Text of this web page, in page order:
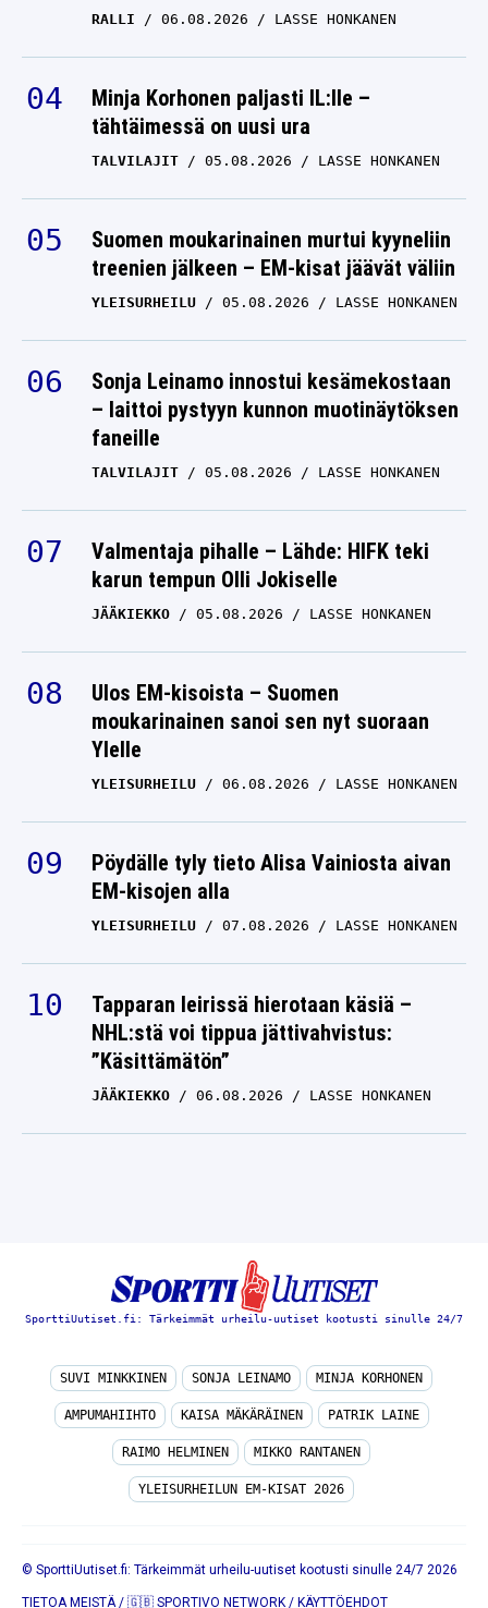
RALLI 06.08.2026 LASSE HONKANEN
Minja Korhonen paljasti IL:lle –
tähtäimessä on uusi ura
TALVILAJIT 05.08.2026 LASSE HONKANEN
Suomen moukarinainen murtui kyyneliin
treenien jälkeen – EM-kisat jäävät väliin
YLEISURHEILU 05.08.2026 LASSE HONKANEN
Sonja Leinamo innostui kesämekostaan
– laittoi pystyyn kunnon muotinäytöksen
faneille
TALVILAJIT 05.08.2026 LASSE HONKANEN
Valmentaja pihalle – Lähde: HIFK teki
karun tempun Olli Jokiselle
JÄÄKIEKKO 05.08.2026 LASSE HONKANEN
Ulos EM-kisoista – Suomen
moukarinainen sanoi sen nyt suoraan
Ylelle
YLEISURHEILU 06.08.2026 LASSE HONKANEN
Pöydälle tyly tieto Alisa Vainiosta aivan
EM-kisojen alla
YLEISURHEILU 07.08.2026 LASSE HONKANEN
Tapparan leirissä hierotaan käsiä –
NHL:stä voi tippua jättivahvistus:
”Käsittämätön”
JÄÄKIEKKO 06.08.2026 LASSE HONKANEN
SporttiUutiset.fi: Tärkeimmät urheilu-uutiset kootusti sinulle 24/7
SUVI MINKKINEN SONJA LEINAMO MINJA KORHONEN
AMPUMAHIIHTO KAISA MÄKÄRÄINEN PATRIK LAINE
RAIMO HELMINEN MIKKO RANTANEN
YLEISURHEILUN EM-KISAT 2026
© SporttiUutiset.fi: Tärkeimmät urheilu-uutiset kootusti sinulle 24/7 2026
TIETOA MEISTÄ/ 🇬🇧 SPORTIVO NETWORK / KÄYTTÖEHDOT